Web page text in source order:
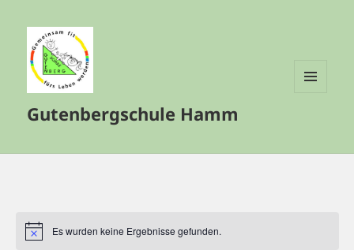
Gutenbergschule Hamm
HinweisEs wurden keine Ergebnisse gefunden.